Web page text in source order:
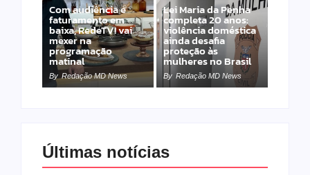
Com audiência e
faturamento em
baixa, RedeTV! vai
mexer na
programação
matinal
By Redação MD News
Lei Maria da Penha
completa 20 anos:
violência doméstica
ainda desafia
proteção às
mulheres no Brasil
By Redação MD News
Últimas notícias